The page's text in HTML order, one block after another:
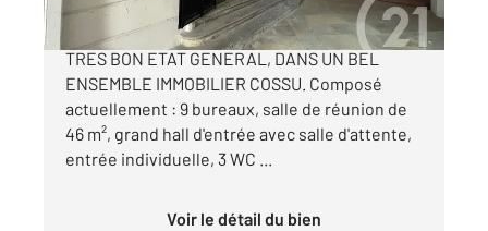
DAX, CENTRE VILLE BUREAUX DE 340 M² EN
TRES BON ETAT GENERAL, DANS UN BEL
ENSEMBLE IMMOBILIER COSSU. Composé
actuellement : 9 bureaux, salle de réunion de
46 m², grand hall d'entrée avec salle d'attente,
entrée individuelle, 3 WC ...
Voir le détail du bien